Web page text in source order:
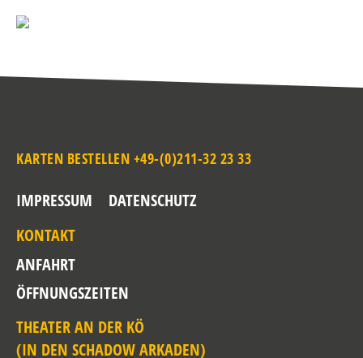
KARTEN BESTELLEN +49-(0)211-32 23 33
IMPRESSUM
DATENSCHUTZ
KONTAKT
ANFAHRT
ÖFFNUNGSZEITEN
THEATER AN DER KÖ
(IN DEN SCHADOW ARKADEN)